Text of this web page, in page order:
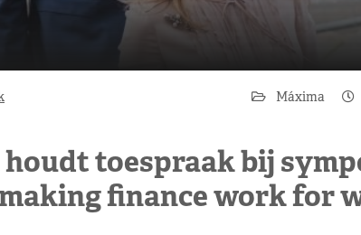
Máxima
toespraak bij
finance work for